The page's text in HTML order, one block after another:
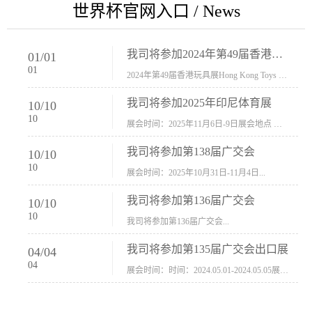
世界杯官网入口 / News
01/01
01
我司将参加2024年第49届香港玩具展Hong Kong Toys & Games Fair 欢迎新···
10/10
10
我司将参加2025年印尼体育展
10/10
10
我司将参加第138届广交会
展会时间：2025年10月31日-11月4日...
10/10
10
我司将参加第136届广交会
我司将参加第136届广交会...
04/04
04
我司将参加第135届广交会出口展
展会时间：时间：2024.05.01-2024.05.05展会地址：中国进出口商品交易会展馆福建康莱宝公司展位号12.1G37-38、H11-12，浙江康莱宝展位号17.1B23-24、C19-20...